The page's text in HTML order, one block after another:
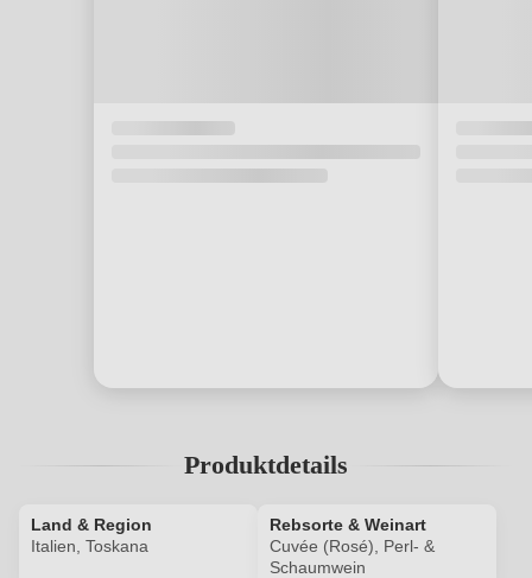
Produktdetails
Land & Region
Italien, Toskana
Rebsorte & Weinart
Cuvée (Rosé), Perl- &
Schaumwein